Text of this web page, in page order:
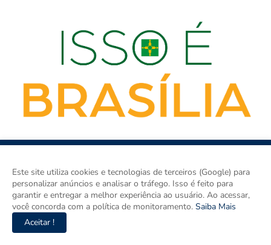
isso é BRASÍLIA é o site de notícias do Distrito Federal e Entorno
e um espaço para discutir a Região e o Brasil. Aqui tem
informação de verdade com imparcialidade. Os principais temas
Este site utiliza cookies e tecnologias de terceiros (Google) para
personalizar anúncios e analisar o tráfego. Isso é feito para
garantir e entregar a melhor experiência ao usuário. Ao acessar,
você concorda com a política de monitoramento. Saiba Mais
Aceitar !